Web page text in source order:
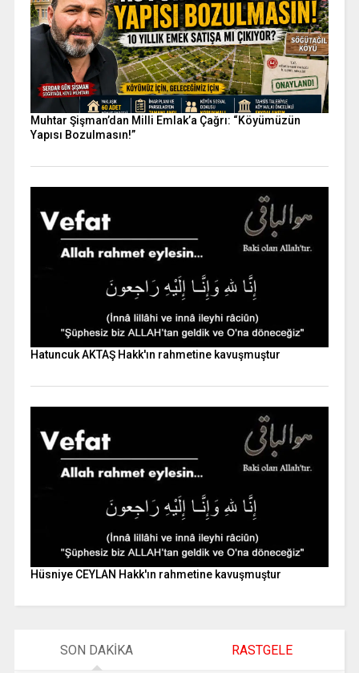
Muhtar Şişman’dan Milli Emlak’a Çağrı: “Köyümüzün
Yapısı Bozulmasın!”
Hatuncuk AKTAŞ Hakk'ın rahmetine kavuşmuştur
Hüsniye CEYLAN Hakk'ın rahmetine kavuşmuştur
SON DAKİKA RASTGELE